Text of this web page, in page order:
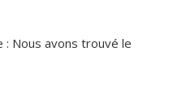
: Nous avons trouvé le